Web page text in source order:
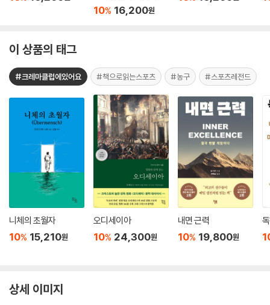
10% 16,200원
이 상품의 태그
#크레마클럽에있어요 #책으로읽는스포츠 #농구 #스포츠레전드
니체의 초월자
10% 15,210원
오디세이아
10% 24,300원
내면 근력
10% 19,800원
상세 이미지